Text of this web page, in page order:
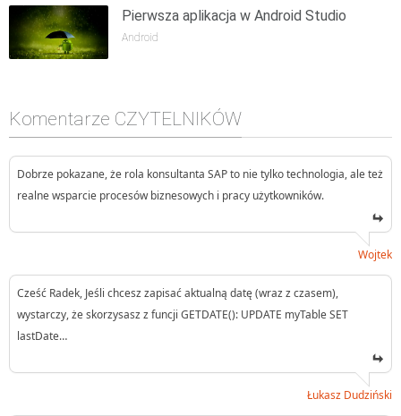
Pierwsza aplikacja w Android Studio
Android
Komentarze CZYTELNIKÓW
Dobrze pokazane, że rola konsultanta SAP to nie tylko technologia, ale też
realne wsparcie procesów biznesowych i pracy użytkowników.
Wojtek
Cześć Radek, Jeśli chcesz zapisać aktualną datę (wraz z czasem),
wystarczy, że skorzysasz z funcji GETDATE(): UPDATE myTable SET
lastDate…
Łukasz Dudziński